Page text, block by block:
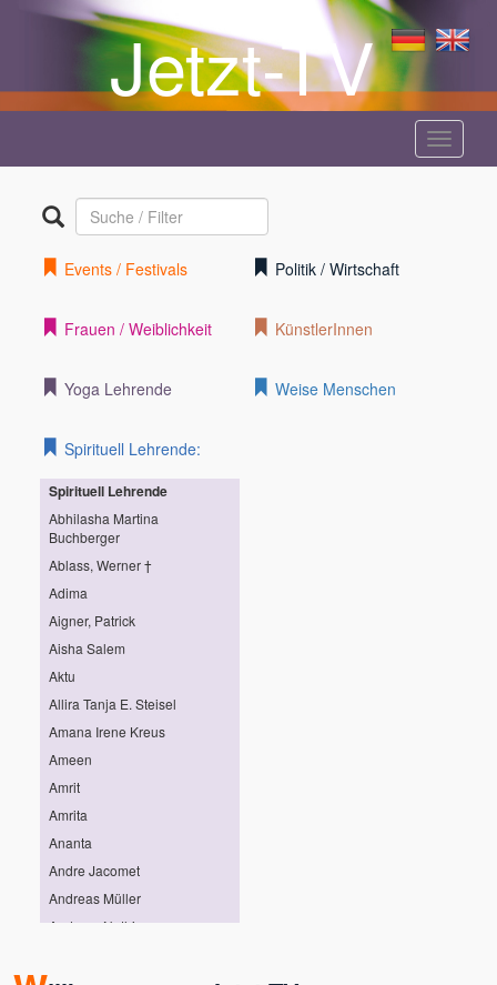
Jetzt-TV
Menü
Events / Festivals Politik / Wirtschaft
Frauen / Weiblichkeit KünstlerInnen
Yoga Lehrende Weise Menschen
Spirituell Lehrende:
Spirituell Lehrende
Abhilasha Martina
Buchberger
Ablass, Werner †
Adima
Aigner, Patrick
Aisha Salem
Aktu
Allira Tanja E. Steisel
Amana Irene Kreus
Ameen
Amrit
Amrita
Ananta
Andre Jacomet
Andreas Müller
Andreas Nothing
Andreas Stötter